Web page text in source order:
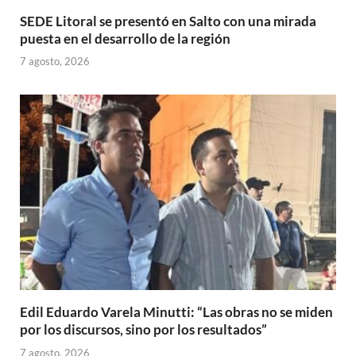
SEDE Litoral se presentó en Salto con una mirada
puesta en el desarrollo de la región
7 agosto, 2026
Edil Eduardo Varela Minutti: “Las obras no se miden
por los discursos, sino por los resultados”
7 agosto, 2026